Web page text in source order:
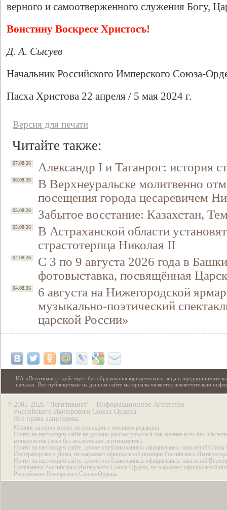
верного и самоотверженного служения Богу,
Воистину Воскресе Христосъ!
Д. А. Сысуев
Начальник Российского Имперского Союза-
Пасха Христова 22 апреля / 5 мая 2024 г.
Версия для печати
Читайте также:
07.08.26 Александр I и Таганрог: история
06.08.26
В Верхнеуральске молитвенно
посещения города цесаревичем
05.08.26 Забытое восстание: Казахстан,
05.08.26
В Астраханской области
страстотерпца Николая II
04.08.26
С 3 по 9 августа 2026 года в
фотовыставка, посвящённая
04.08.26
6 августа на Нижегородской
музыкально-поэтический
царской России»
ИА «Легитимист» действует без образования юридического лица и
началах. Все публикуемые на данном сайте материалы являются исключительно
© 2005-2026 “Легитимист” - Информационное Агентство
Российского Имперского Союза-Ордена.
Все права защищены.
Мнение авторов может не совпадать с мнением редакции.
Ничто на настоящем сайте не должно рассматриваться как мнение всех без
монархистов (всех без исключения легитимистов).
Ничто на настоящем сайте, кроме опубликованных официальных заявлений Главы
Императорского Дома, не выражает официальной позиции Российского
Ничто на настоящем сайте, кроме опубликованных официальных заявлений
Начальника Российского Имперского Союза-Ордена, не выражает официальной
Российского Имперского Союза-Ордена.